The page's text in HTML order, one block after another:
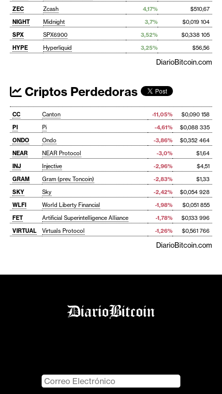
ZEC
Zcash 4,17%
$510,67
NIGHT
Midnight 3,7%
$0,019 104
SPX
SPX6900 3,52%
$0,338 105
HYPE
Hyperliquid 3,25% $56,56
DiarioBitcoin.com
Criptos Perdedoras
CC Canton -11,05%
$0,090 158
PI
Pi -4,61%
$0,088 335
ONDO
Ondo -3,86%
$0,352 464
NEAR
NEAR Protocol -3,0%
$1,64
INJ
Injective -2,96%
$4,51
GRAM
Gram (prev. Toncoin) -2,83%
$1,33
SKY
Sky -2,42%
$0,054 928
WLFI
World Liberty Financial -1,98%
$0,051 855
FET
Artificial Superintelligence Alliance -1,78%
$0,133 996
VIRTUAL
Virtuals Protocol -1,26% $0,561 766
DiarioBitcoin.com